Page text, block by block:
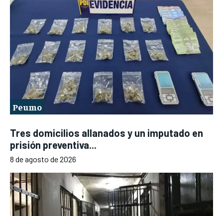
Peumo
Tres domicilios allanados y un imputado en
prisión preventiva...
8 de agosto de 2026